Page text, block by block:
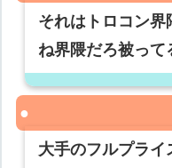
それはトロコン
ね界隈だろ被っ
大手のフルプライ